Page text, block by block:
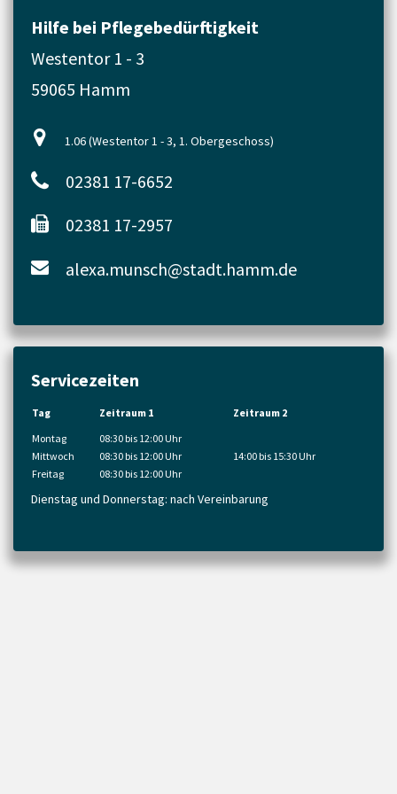
Hilfe bei Pflegebedürftigkeit
Westentor 1 - 3
59065 Hamm
1.06 (Westentor 1 - 3, 1. Obergeschoss)
02381 17-6652
02381 17-2957
alexa.munsch@stadt.hamm.de
Servicezeiten
Tag Zeitraum 1
Zeitraum 2
Montag
08:30 bis 12:00 Uhr
Mittwoch
08:30 bis 12:00 Uhr
14:00 bis 15:30 Uhr
Freitag
08:30 bis 12:00 Uhr
Dienstag und Donnerstag: nach Vereinbarung